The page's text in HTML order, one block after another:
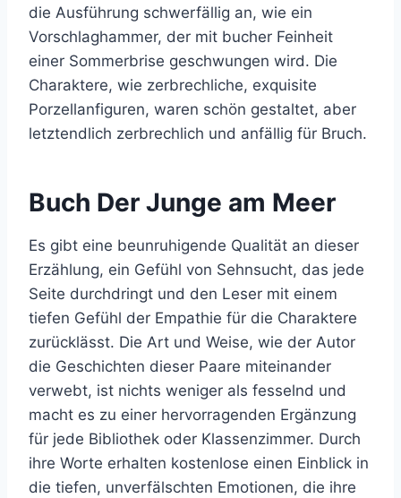
die Ausführung schwerfällig an, wie ein
Vorschlaghammer, der mit bucher Feinheit
einer Sommerbrise geschwungen wird. Die
Charaktere, wie zerbrechliche, exquisite
Porzellanfiguren, waren schön gestaltet, aber
letztendlich zerbrechlich und anfällig für Bruch.
Buch Der Junge am Meer
Es gibt eine beunruhigende Qualität an dieser
Erzählung, ein Gefühl von Sehnsucht, das jede
Seite durchdringt und den Leser mit einem
tiefen Gefühl der Empathie für die Charaktere
zurücklässt. Die Art und Weise, wie der Autor
die Geschichten dieser Paare miteinander
verwebt, ist nichts weniger als fesselnd und
macht es zu einer hervorragenden Ergänzung
für jede Bibliothek oder Klassenzimmer. Durch
ihre Worte erhalten kostenlose einen Einblick in
die tiefen, unverfälschten Emotionen, die ihre